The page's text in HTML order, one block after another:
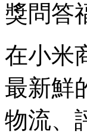
獎問答
在小米
最新鮮
物流、